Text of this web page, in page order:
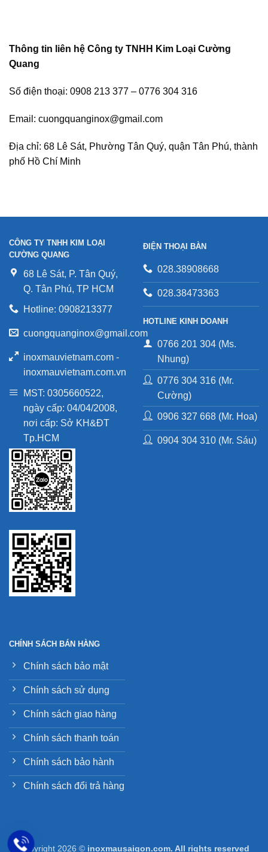
Thông tin liên hệ Công ty TNHH Kim Loại Cường
Quang
Số điện thoại: 0908 213 377 – 0776 304 316
Email: cuongquanginox@gmail.com
Địa chỉ: 68 Lê Sát, Phường Tân Quý, quận Tân Phú, thành
phố Hồ Chí Minh
CÔNG TY TNHH KIM LOẠI
CƯỜNG QUANG
68 Lê Sát, P. Tân Quý,
Q. Tân Phú, TP HCM
Hotline: 0908213377
cuongquanginox@gmail.com
inoxmauvietnam.com -
inoxmauvietnam.com.vn
MST: 0305660522,
ngày cấp: 04/04/2008,
nơi cấp: Sở KH&ĐT
Tp.HCM
ĐIỆN THOẠI BÀN
028.38908668
028.38473363
HOTLINE KINH DOANH
0766 201 304 (Ms.
Nhung)
0776 304 316 (Mr.
Cường)
0906 327 668 (Mr. Hoa)
0904 304 310 (Mr. Sáu)
CHÍNH SÁCH BÁN HÀNG
Chính sách bảo mật
Chính sách sử dụng
Chính sách giao hàng
Chính sách thanh toán
Chính sách bảo hành
Chính sách đổi trả hàng
Copyright 2026 © inoxmausaigon.com. All rights reserved